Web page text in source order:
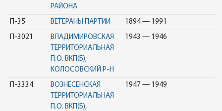
РАЙОНА
П-35 ВЕТЕРАНЫ ПАРТИИ 1894 — 1991
П-3021
ВЛАДИМИРОВСКАЯ
ТЕРРИТОРИАЛЬНАЯ
П.О. ВКП(Б),
КОЛОСОВСКИЙ Р-Н
1943 — 1946
П-3334
ВОЗНЕСЕНСКАЯ
ТЕРРИТОРИАЛЬНАЯ
П.О. ВКП(Б),
1947 — 1949